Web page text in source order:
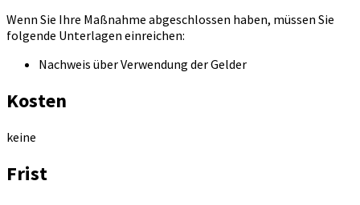
Wenn Sie Ihre Maßnahme abgeschlossen haben, müssen Sie
folgende Unterlagen einreichen:
Nachweis über Verwendung der Gelder
Kosten
keine
Frist